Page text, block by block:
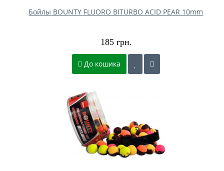
Бойлы BOUNTY FLUORO BITURBO ACID PEAR 10mm
185 грн.
До кошика